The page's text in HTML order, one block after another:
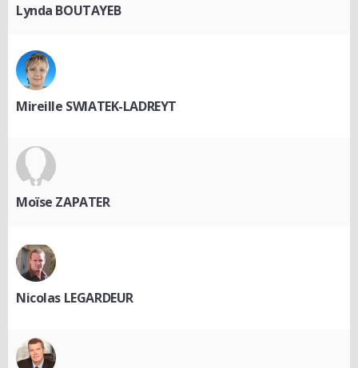
Lynda BOUTAYEB
Mireille SWIATEK-LADREYT
Moïse ZAPATER
Nicolas LEGARDEUR